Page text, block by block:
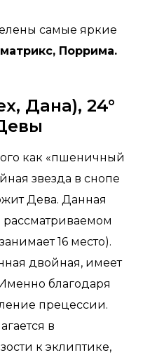
самые яркие
Поррима.
Дана), 24°
как «пшеничный
звезда в снопе
Дева. Данная
рассматриваемом
16 место).
двойная, имеет
благодаря
прецессии.
в
к эклиптике,